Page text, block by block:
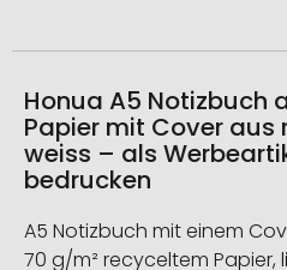
Honua A5 Notizbuch
Papier mit Cover aus
weiss – als
bedrucken
A5 Notizbuch mit einem
70 g/m² recyceltem Papier,